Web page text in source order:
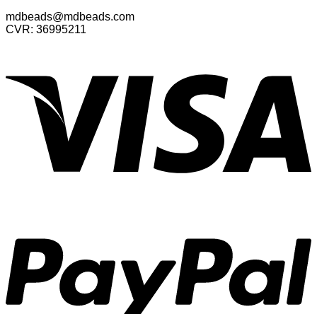
mdbeads@mdbeads.com
CVR: 36995211